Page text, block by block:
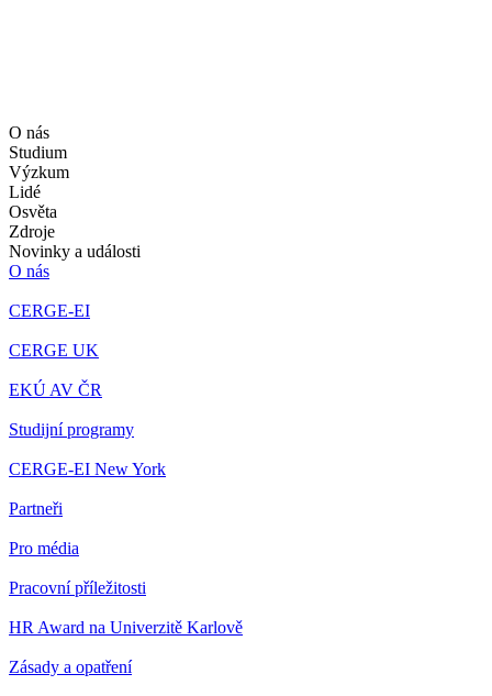
O nás
Studium
Výzkum
Lidé
Osvěta
Zdroje
Novinky a události
O nás
CERGE-EI
CERGE UK
EKÚ AV ČR
Studijní programy
CERGE-EI New York
Partneři
Pro média
Pracovní příležitosti
HR Award na Univerzitě Karlově
Zásady a opatření